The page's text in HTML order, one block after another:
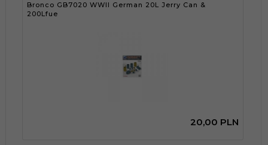
Bronco GB7020 WWII German 20L Jerry Can &
200Lfue
20,00 PLN